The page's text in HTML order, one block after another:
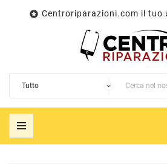
 Centroriparazioni.com il tuo